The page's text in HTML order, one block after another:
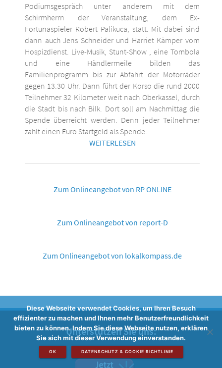
Podiumsgespräch unter anderem mit dem
Schirmherrn der Veranstaltung, dem Ex-
Fortunaspieler Robert Palikuca, statt. Mit dabei sind
dann auch Jens Schneider und Harriet Kämper vom
Hospizdienst. Live-Musik, Stunt-Show , eine Tombola
und eine Händlermeile bilden das
Familienprogramm bis zur Abfahrt der Motorräder
gegen 13.30 Uhr. Dann führt der Korso die rund 2000
Teilnehmer 32 Kilometer weit nach Oberkassel, durch
die Stadt bis nach Bilk. Dort soll am Nachmittag die
Spende überreicht werden. Denn jeder Teilnehmer
zahlt einen Euro Startgeld als Spende.
WEITERLESEN
Zum Onlineangebot von RP ONLINE
Zum Onlineangebot von report-D
Zum Onlineangebot von lokalkompass.de
Unterstützen Sie uns:
Diese Webseite verwendet Cookies, um Ihren Besuch
effizienter zu machen und Ihnen mehr Benutzerfreundlichkeit
bieten zu können. Indem Sie diese Webseite nutzen, erklären
Sie sich mit dieser Verwendung einverstanden.
OK DATENSCHUTZ & COOKIE RICHTLINIE